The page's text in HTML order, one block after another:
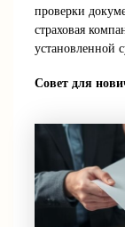
проверки
страховая
установленной
Совет для